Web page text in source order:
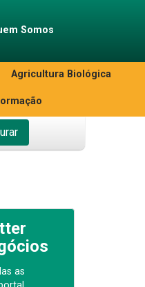
Somos
Agricultura Biológica
as